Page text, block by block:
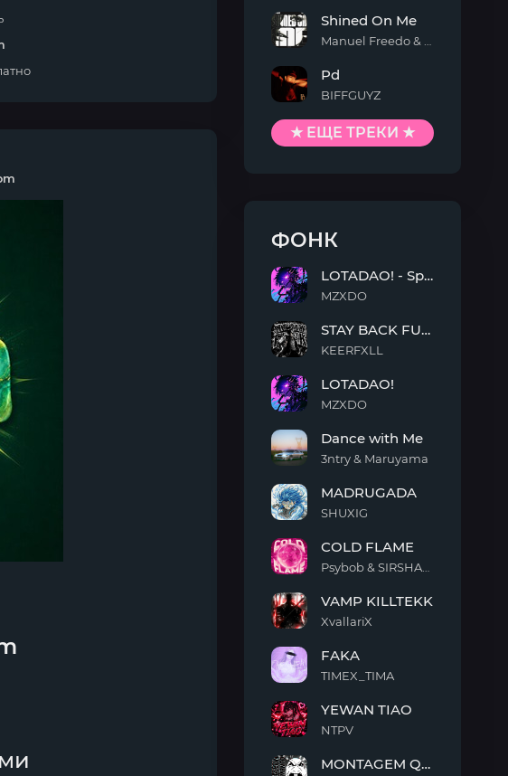
On
Me
Shined On Me
Pd
BIFFGUYZ
★ ЕЩЕ ТРЕКИ ★
ФОНК
-
Sped
LOTADAO! - Sped Up
MZXDO
BACK
FUNK
STAY BACK FUNK
KEERFXLL
LOTADAO!
MZXDO
with
Me
Dance with Me
3ntry & Maruyama
MADRUGADA
SHUXIG
FLAME
COLD FLAME
KILLTEKK
VAMP KILLTEKK
XvallariX
FAKA
TIMEX_TIMA
TIAO
YEWAN TIAO
NTPV
MONTAGEM QUIMENTO